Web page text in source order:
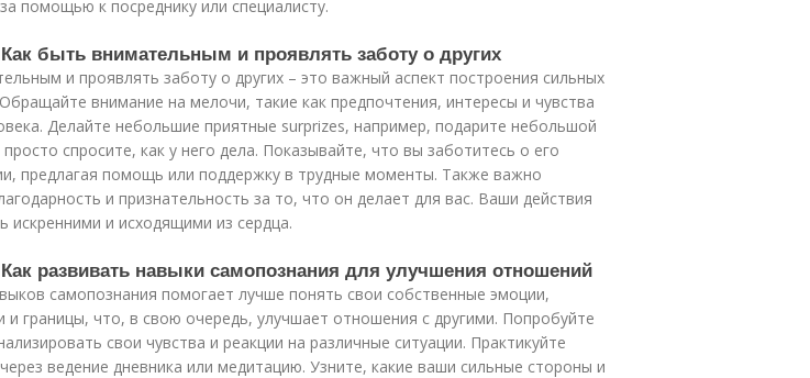
помощью к посреднику или специалисту.
быть внимательным и проявлять заботу о других
и проявлять заботу о других – это важный аспект построения сильных
внимание на мелочи, такие как предпочтения, интересы и чувства
Делайте небольшие приятные surprizes, например, подарите небольшой
спросите, как у него дела. Показывайте, что вы заботитесь о его
предлагая помощь или поддержку в трудные моменты. Также важно
и признательность за то, что он делает для вас. Ваши действия
искренними и исходящими из сердца.
развивать навыки самопознания для улучшения отношений
самопознания помогает лучше понять свои собственные эмоции,
и границы, что, в свою очередь, улучшает отношения с другими. Попробуйте
свои чувства и реакции на различные ситуации. Практикуйте
ведение дневника или медитацию. Узните, какие ваши сильные стороны и